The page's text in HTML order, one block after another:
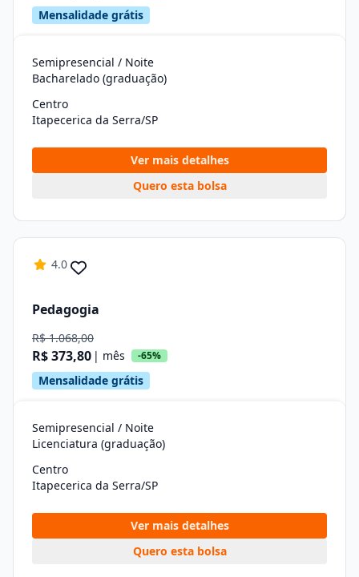
Mensalidade grátis
Semipresencial / Noite
Bacharelado (graduação)
Centro
Itapecerica da Serra/SP
Ver mais detalhes
Quero esta bolsa
4.0
Pedagogia
R$ 1.068,00
R$ 373,80 | mês -65%
Mensalidade grátis
Semipresencial / Noite
Licenciatura (graduação)
Centro
Itapecerica da Serra/SP
Ver mais detalhes
Quero esta bolsa